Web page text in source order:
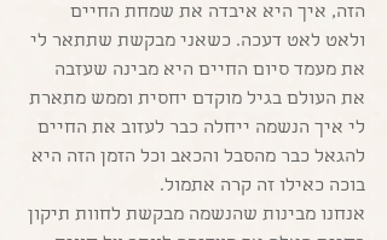
הזה, איך היא איבדה את שמחת החיים
ולאט לאט דעכה. כשאני מבקשת שתתאר לי
את מעמד סיום החיים היא מבינה שעזבה
את העולם בגיל מוקדם יחסית וממש מתארת
לי איך הנשמה ייחלה כבר לעזוב את החיים
להגאל כבר מהסבל והכאב וכל הזמן הזה היא
בוכה כאילו זה קרה אתמול.
אנחנו מבינות שהנשמה מבקשת לחוות תיקון